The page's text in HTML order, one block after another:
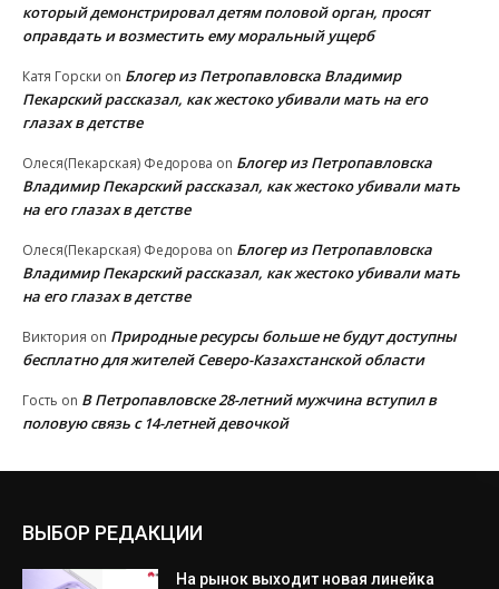
который демонстрировал детям половой орган, просят
оправдать и возместить ему моральный ущерб
Катя Горски on Блогер из Петропавловска Владимир
Пекарский рассказал, как жестоко убивали мать на его
глазах в детстве
Олеся(Пекарская) Федорова on Блогер из Петропавловска
Владимир Пекарский рассказал, как жестоко убивали мать
на его глазах в детстве
Олеся(Пекарская) Федорова on Блогер из Петропавловска
Владимир Пекарский рассказал, как жестоко убивали мать
на его глазах в детстве
Виктория on Природные ресурсы больше не будут доступны
бесплатно для жителей Северо-Казахстанской области
Гость on В Петропавловске 28-летний мужчина вступил в
половую связь с 14-летней девочкой
ВЫБОР РЕДАКЦИИ
На рынок выходит новая линейка